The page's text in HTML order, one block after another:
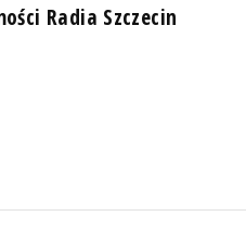
Radia Szczecin